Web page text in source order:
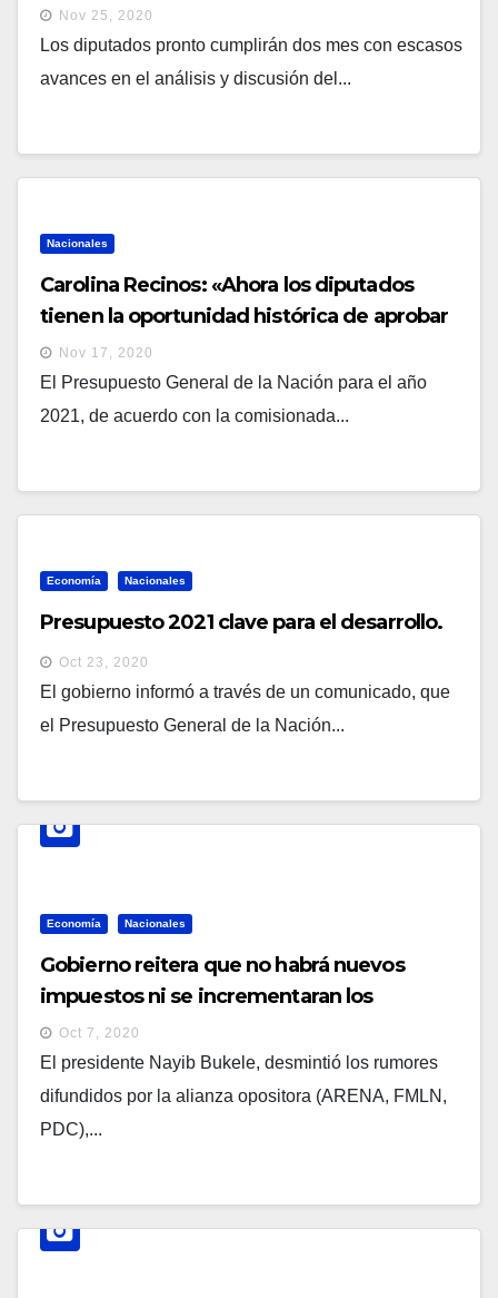
Nov 25, 2020
Los diputados pronto cumplirán dos mes con escasos
avances en el análisis y discusión del...
Nacionales
Carolina Recinos: «Ahora los diputados
tienen la oportunidad histórica de aprobar
un presupuesto enfocado en lo social»
Nov 17, 2020
El Presupuesto General de la Nación para el año
2021, de acuerdo con la comisionada...
Economía Nacionales
Presupuesto 2021 clave para el desarrollo.
Oct 23, 2020
El gobierno informó a través de un comunicado, que
el Presupuesto General de la Nación...
Economía Nacionales
Gobierno reitera que no habrá nuevos
impuestos ni se incrementaran los
existentes.
Oct 7, 2020
El presidente Nayib Bukele, desmintió los rumores
difundidos por la alianza opositora (ARENA, FMLN,
PDC),...